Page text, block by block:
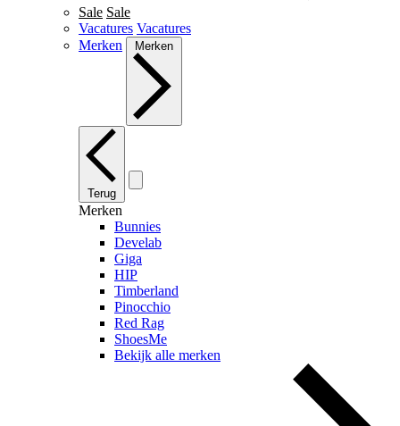
Sale Sale
Vacatures Vacatures
Merken
Merken
Terug
Merken
Bunnies
Develab
Giga
HIP
Timberland
Pinocchio
Red Rag
ShoesMe
Bekijk alle merken